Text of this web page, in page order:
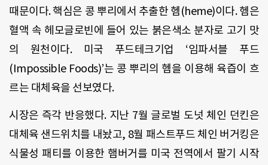
때문이다. 핵심은 콩 뿌리에서 추출한 헴(heme)이다. 헴은
혈액 속 헤모글로빈에 들어 있는 붉은색소 분자로 고기 맛
의 원천이다. 미국 푸드테크기업 ‘임파서블 푸드
(Impossible Foods)’는 콩 뿌리의 헴을 이용해 육즙이 흐
르는 대체육을 선보였다.
시장은 즉각 반응했다. 지난 7월 글로벌 도넛 체인 던킨은
대체육 샌드위치를 내놨고, 8월 패스트푸드 체인 버거킹은
식물성 패티를 이용한 햄버거를 미국 전역에서 팔기 시작